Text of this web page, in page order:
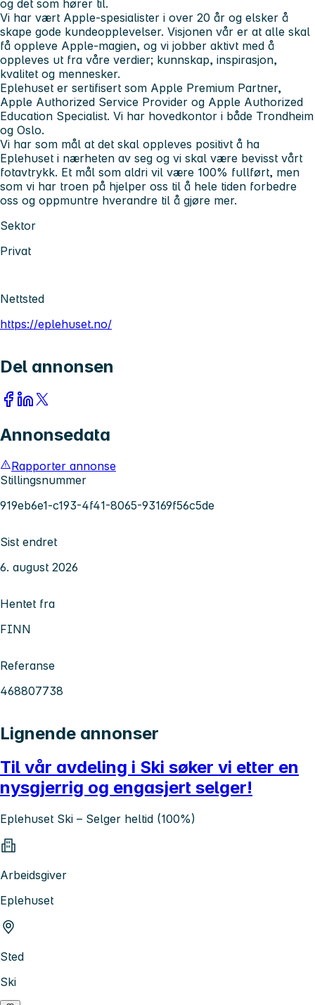
og det som hører til.
Vi har vært Apple-spesialister i over 20 år og elsker å
skape gode kundeopplevelser. Visjonen vår er at alle skal
få oppleve Apple-magien, og vi jobber aktivt med å
oppleves ut fra våre verdier; kunnskap, inspirasjon,
kvalitet og mennesker.
Eplehuset er sertifisert som Apple Premium Partner,
Apple Authorized Service Provider og Apple Authorized
Education Specialist. Vi har hovedkontor i både Trondheim
og Oslo.
Vi har som mål at det skal oppleves positivt å ha
Eplehuset i nærheten av seg og vi skal være bevisst vårt
fotavtrykk. Et mål som aldri vil være 100% fullført, men
som vi har troen på hjelper oss til å hele tiden forbedre
oss og oppmuntre hverandre til å gjøre mer.
Sektor
Privat
Nettsted
https://eplehuset.no/
Del annonsen
Annonsedata
Rapporter annonse
Stillingsnummer
919eb6e1-c193-4f41-8065-93169f56c5de
Sist endret
6. august 2026
Hentet fra
FINN
Referanse
468807738
Lignende annonser
Til vår avdeling i Ski søker vi etter en
nysgjerrig og engasjert selger!
Eplehuset Ski – Selger heltid (100%)
Arbeidsgiver
Eplehuset
Sted
Ski